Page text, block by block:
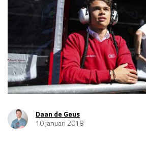
Kwalificatie
Race
Kwalificatie
GP VERENIGDE STATEN 2026
GP SÃO PAULO 2026
Daan de Geus
10 januari 2018